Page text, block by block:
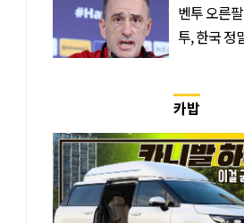
벤투 오른
투, 한국 정
카밥